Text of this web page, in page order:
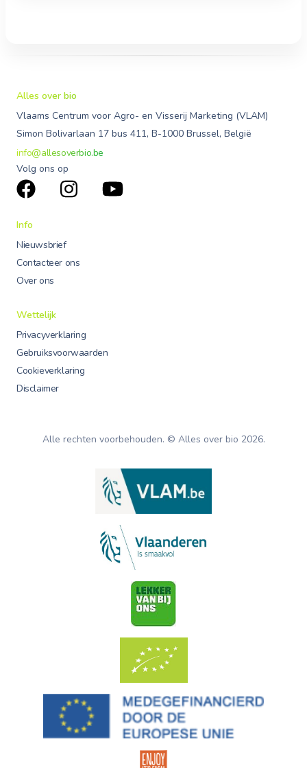
Alles over bio
Vlaams Centrum voor Agro- en Visserij Marketing (VLAM)
Simon Bolivarlaan 17 bus 411, B-1000 Brussel, België
info@allesoverbio.be
Volg ons op
Info
Nieuwsbrief
Contacteer ons
Over ons
Wettelijk
Privacyverklaring
Gebruiksvoorwaarden
Cookieverklaring
Disclaimer
Alle rechten voorbehouden. © Alles over bio 2026.